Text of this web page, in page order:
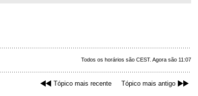
Todos os horários são CEST. Agora são 11:07
Tópico mais recente Tópico mais antigo